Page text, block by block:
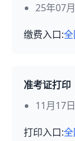
25年07
缴费入口:
准考证打印
11月17
打印入口: